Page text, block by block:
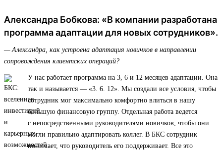
Александра Бобкова: «В компании разработана
программа адаптации для новых сотрудников».
— Александра, как устроена адаптация новичков в направлении
сопровождения клиентских операций?
У нас работает программа на 3, 6 и 12 месяцев адаптации. Она
так и называется — «3. 6. 12». Мы создали все условия, чтобы
сотрудник мог максимально комфортно влиться в нашу
большую финансовую группу. Отдельная работа ведется
с непосредственными руководителями новичков, чтобы они
могли правильно адаптировать коллег. В БКС сотрудник
понимает, что руководитель его поддерживает. Все это